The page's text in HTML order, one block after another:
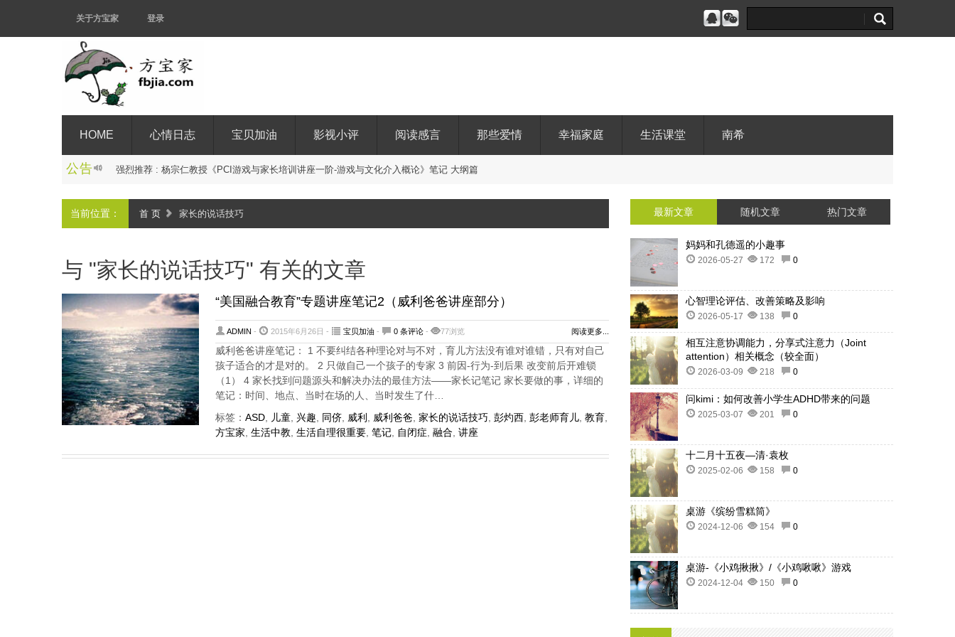
关于方宝家 登录
HOME 心情日志 宝贝加油 影视小评 阅读感言 那些爱情 幸福家庭 生活课堂 南希
公告 强烈推荐 : 杨宗仁教授 《 PC 游戏与家长培训 讲座一阶-游戏与文化介 入概论》 笔记 大纲篇
当前位置： 首 页 家长的说话技巧
与 "家长的说话技巧" 有关的文章
“美国融合教育”专题讲座笔记2（威利爸爸讲座部分）
ADMIN - 2015年6月26日 - 宝贝加油 - 0 条评论- 77浏览 阅读更多...
威利爸爸讲座笔记： 1 不要纠结各种理论对与不对，育儿方法没有谁对谁错，只有对自己
孩子适合的才是对的。 2 只做自己一个孩子的专家 3 前因-行为-到后果 改变前后开难锁
（1） 4 家长找到问题源头和解决办法的最佳方法——家长记笔记 家长要做的事，详细的
笔记：时间、地点、当时在场的人、当时发生了什…
标签： ASD, 儿童, 兴趣 同侪, 威利 威利爸爸 家长的说话技巧, 彭灼西, 彭老师育儿, 教育,
方宝家 生活中教 生活自理很重要, 笔记, 自闭症 融合 讲座
最新文章 随机文章 热门文章
妈妈和孔德遥的小趣事
2026-05-27 172 0
心智理论评估、改善策略及影响
2026-05-17 138 0
相互注意协调能力，分享式注意力（Joint
attention）相关概念（较全面）
2026-03-09 218 0
问kimi：如何改善小学生ADHD带来的问题
2025-03-07 201 0
十二月十五夜—清·袁枚
2025-02-06 158 0
桌游《缤纷雪糕筒》
2024-12-06 154 0
桌游-《小鸡揪揪》/《小鸡啾啾》游戏
2024-12-04 150 0